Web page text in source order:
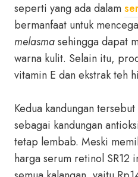
seperti yang ada dalam
bermanfaat untuk
melasmasehingga dapat
warna kulit. Selain itu,
vitamin E dan ekstrak teh
Kedua kandungan
sebagai kandungan
tetap lembab. Meski
harga serum retinol SR12